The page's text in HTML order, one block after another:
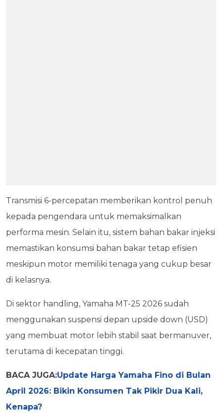
Transmisi 6-percepatan memberikan kontrol penuh
kepada pengendara untuk memaksimalkan
performa mesin. Selain itu, sistem bahan bakar injeksi
memastikan konsumsi bahan bakar tetap efisien
meskipun motor memiliki tenaga yang cukup besar
di kelasnya.
Di sektor handling, Yamaha MT-25 2026 sudah
menggunakan suspensi depan upside down (USD)
yang membuat motor lebih stabil saat bermanuver,
terutama di kecepatan tinggi.
BACA JUGA:Update Harga Yamaha Fino di Bulan
April 2026: Bikin Konsumen Tak Pikir Dua Kali,
Kenapa?